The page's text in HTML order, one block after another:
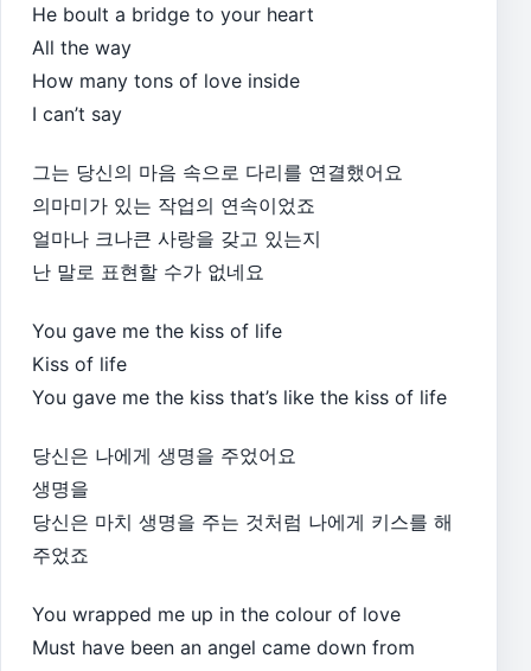
He boult a bridge to your heart
All the way
How many tons of love inside
I can’t say
그는 당신의 마음 속으로 다리를 연결했어요
의마미가 있는 작업의 연속이었죠
얼마나 크나큰 사랑을 갖고 있는지
난 말로 표현할 수가 없네요
You gave me the kiss of life
Kiss of life
You gave me the kiss that’s like the kiss of life
당신은 나에게 생명을 주었어요
생명을
당신은 마치 생명을 주는 것처럼 나에게 키스를 해
주었죠
You wrapped me up in the colour of love
Must have been an angel came down from